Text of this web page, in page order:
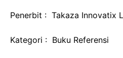
Penerbit : Takaza Innovatix
Kategori : Buku Referensi